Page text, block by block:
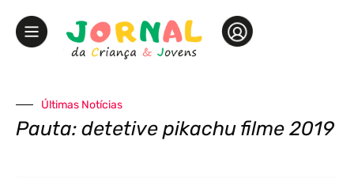
Últimas Notícias
Pauta: detetive pikachu filme 2019